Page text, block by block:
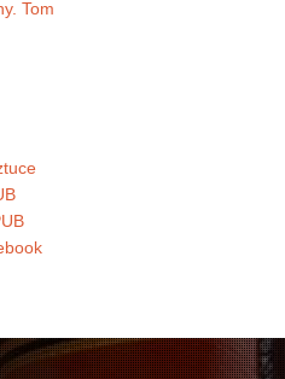
Tom